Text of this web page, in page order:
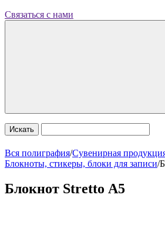
Связаться с нами
Искать
Вся полиграфия/Сувенирная
Блокноты, стикеры, блоки для записи/
Блокнот Stretto А5